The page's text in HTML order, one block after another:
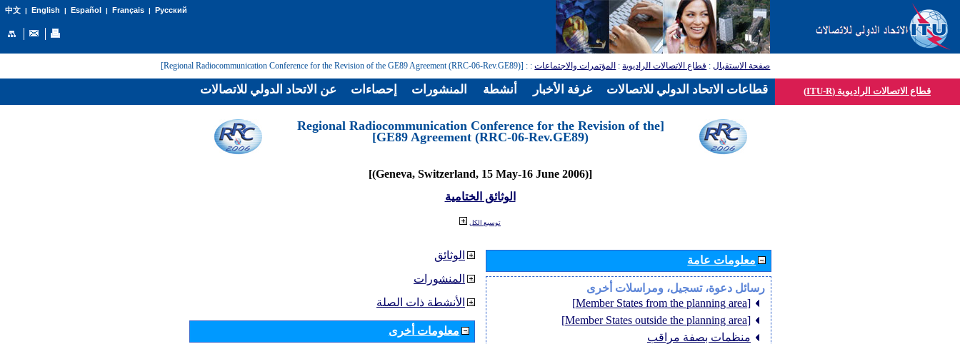
中文| English | Español | Français| Русский
صفحة الاستقبال: قطاع الاتصالات الراديوية: المؤتمرات والاجتماعات:
: [Regional Radiocommunication Conference for the Revision of the GE89 Agreement (RRC-06-Rev.GE89)]
قطاع الاتصالات الراديوية (ITU-R)
[Regional Radiocommunication Conference for the Revision of the
GE89 Agreement (RRC-06-Rev.GE89)]
[(Geneva, Switzerland, 15 May-16 June 2006)]
الوثائق الختامية
توسيع الكل
الوثائق
المنشورات
الأنشطة ذات الصلة
معلومات أخرى
معلومات عامة
رسائل دعوة، تسجيل، ومراسلات أخرى
[Member States from the planning area]
[Member States outside the planning area]
منظمات بصفة مراقب
عن الاتحاد الدولي للاتصالات إحصاءات المنشورات أنشطة غرفة الأخبار قطاعات الاتحاد الدولي للاتصالات